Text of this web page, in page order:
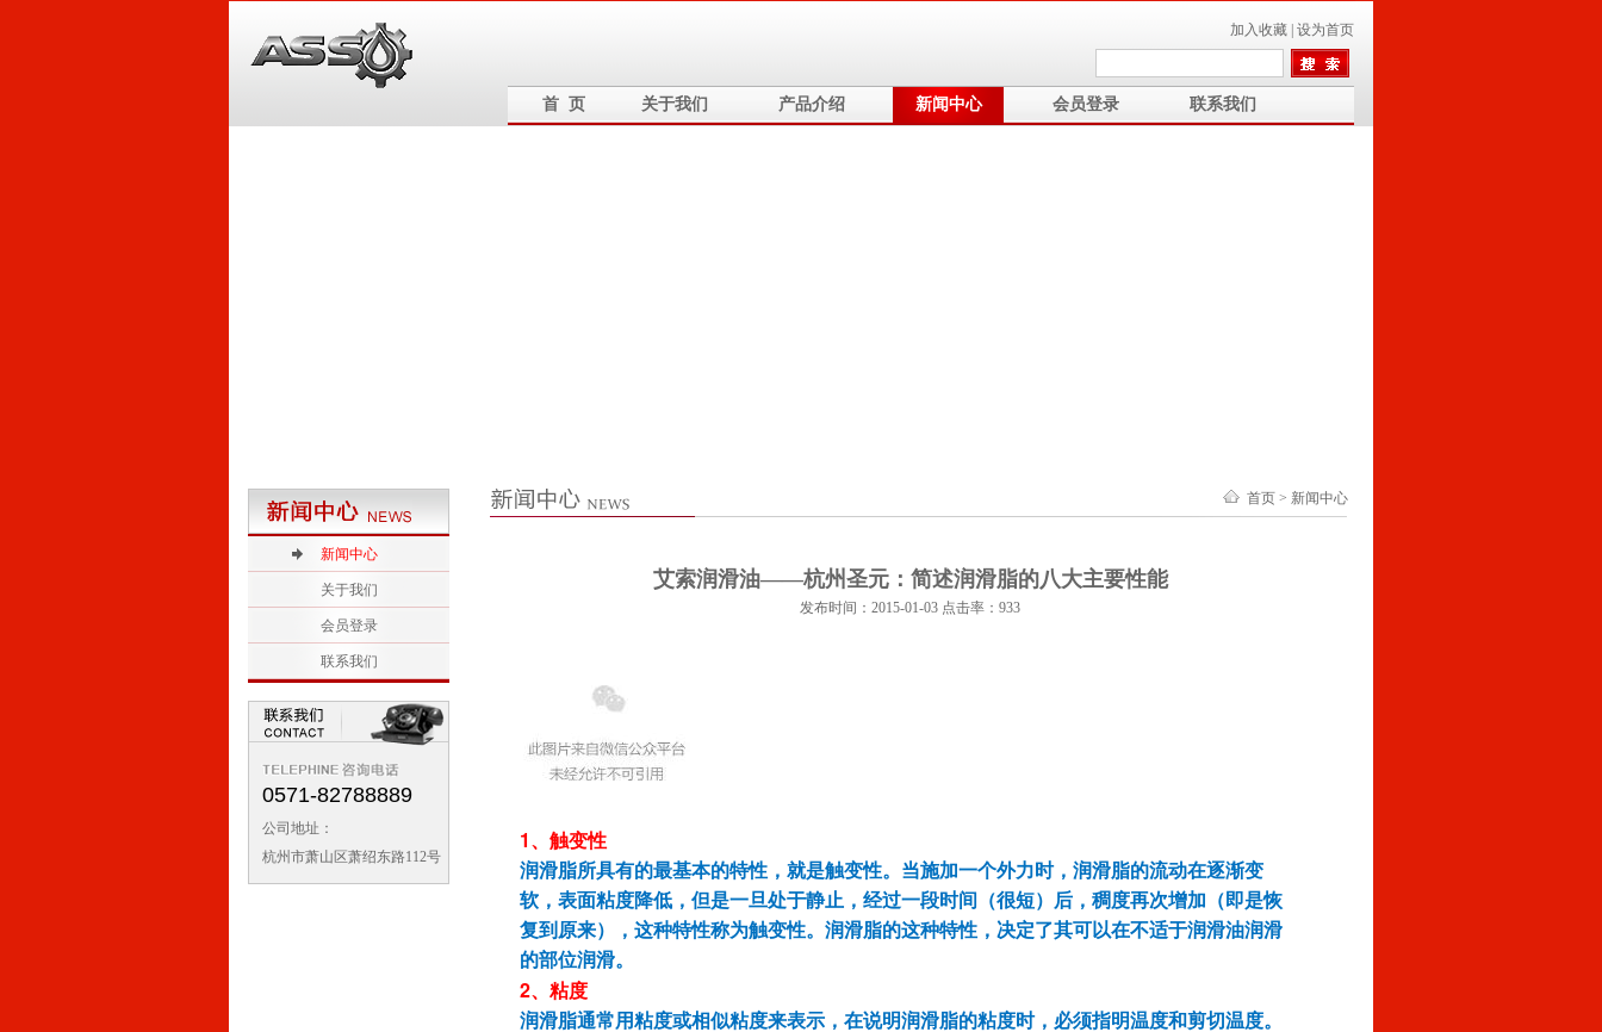
加入收藏 设为首页
首 页 关于我们 产品介绍 新闻中心 会员登录 联系我们
5
3
新闻中心
关于我们
会员登录
联系我们
0571-82788889
公司地址：
杭州市萧山区萧绍东路112号
首页 > 新闻中心
艾索润滑油——杭州圣元：简述润滑脂的八大主要性能
发布时间：2015-01-03 点击率：933
1 、 触变性
润滑脂所具有的最基本的特性，就是触变性。当施加一个外力时，润滑脂的流动在逐渐变
软，表面粘度降低，但是一旦处于静止，经过一段时间（很短）后，稠度再次增加（即是恢
复到原来），这种特性称为触变性。润滑脂的这种特性，决定了其可以在不适于润滑油润滑
的部位润滑。
2、 粘度
润滑脂通常用粘度或相似粘度来表示，在说明润滑脂的粘度时，必须指明温度和剪切温度。